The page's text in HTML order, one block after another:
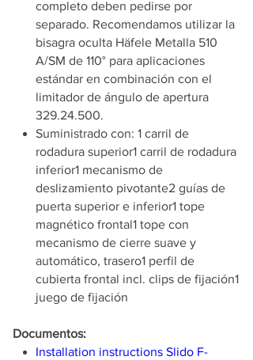
completo deben pedirse por
separado. Recomendamos utilizar la
bisagra oculta Häfele Metalla 510
A/SM de 110° para aplicaciones
estándar en combinación con el
limitador de ángulo de apertura
329.24.500.
Suministrado con: 1 carril de
rodadura superior1 carril de rodadura
inferior1 mecanismo de
deslizamiento pivotante2 guías de
puerta superior e inferior1 tope
magnético frontal1 tope con
mecanismo de cierre suave y
automático, trasero1 perfil de
cubierta frontal incl. clips de fijación1
juego de fijación
Documentos:
Installation instructions Slido F-